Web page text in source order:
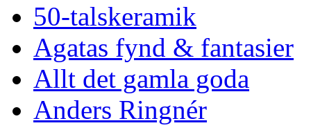
50-talskeramik
Agatas fynd & fantasier
Allt det gamla goda
Anders Ringnér